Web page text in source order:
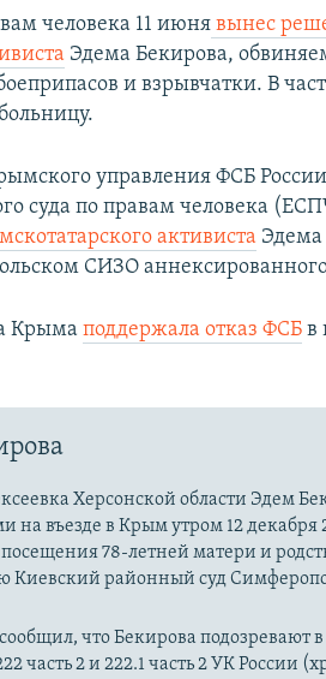
человека 11 июня вынес
Эдема Бекирова,
и взрывчатки. В
управления ФСБ
суда по правам человека
активиста Эдема
СИЗО
Крымаподдержала отказ ФСБ в
Херсонской области Эдем
въезде в Крым утром 12 декабря
78-летней матери и
районный суд
что Бекирова подозревают
часть 2 и 222.1 часть 2 УК России